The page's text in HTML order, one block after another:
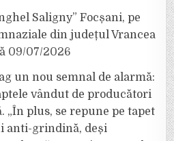
Saligny” Focșani, pe
din județul Vrancea
09/07/2026
un nou semnal de alarmă:
vândut de producători
„În plus, se repune pe tapet
anti-grindină, deși